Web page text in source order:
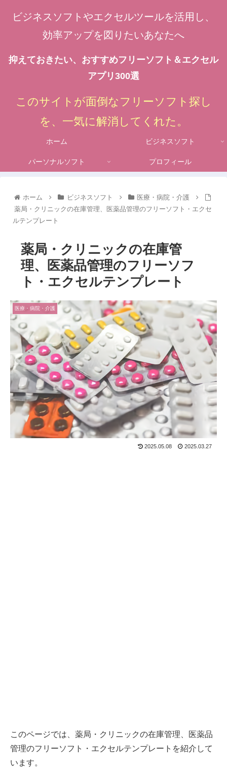
ビジネスソフトやエクセルツールを活用し、
効率アップを図りたいあなたへ
抑えておきたい、おすすめフリーソフト＆エクセル
アプリ300選
このサイトが面倒なフリーソフト探し
を、一気に解消してくれた。
ホーム ビジネスソフト
パーソナルソフト プロフィール
ホーム ビジネスソフト
医療・病院・介護
薬局・クリニックの在庫管理、医薬品管理のフリーソフト・エクセ
ルテンプレート
薬局・クリニックの在庫管
理、医薬品管理のフリーソフ
ト・エクセルテンプレート
医療・病院・介護
2025.05.08 2025.03.27
このページでは、薬局・クリニックの在庫管理、医薬品
管理のフリーソフト・エクセルテンプレートを紹介して
います。